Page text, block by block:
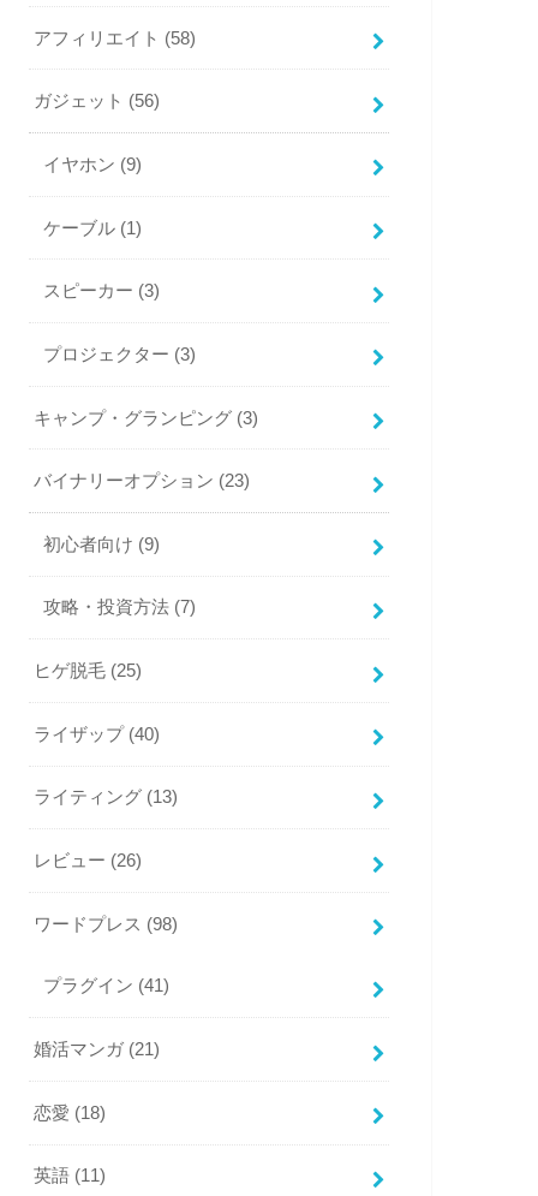
アフィリエイト (58)
ガジェット (56)
イヤホン (9)
ケーブル (1)
スピーカー (3)
プロジェクター (3)
キャンプ・グランピング (3)
バイナリーオプション (23)
初心者向け (9)
攻略・投資方法 (7)
ヒゲ脱毛 (25)
ライザップ (40)
ライティング (13)
レビュー (26)
ワードプレス (98)
プラグイン (41)
婚活マンガ (21)
恋愛 (18)
英語 (11)